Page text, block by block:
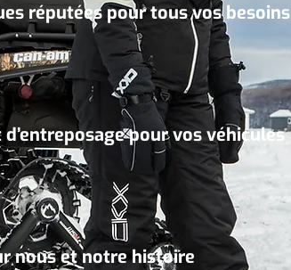
réputées pour tous vos besoins
pour vos véhicules
nous et notre histoire